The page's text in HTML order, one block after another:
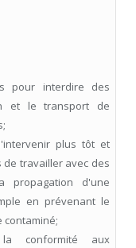
pour interdire des
et le transport de
plus tôt et
de travailler avec des
propagation d'une
en prévenant le
contaminé;
conformité aux